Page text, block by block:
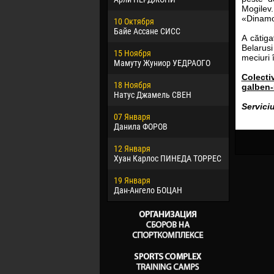
10 Октября
Байе Ассане СИСС
15 Ноября
Мамуту Жуниор УЕДРАОГО
18 Ноября
Натус Джамель СВЕН
07 Января
Данила ФОРОВ
12 Января
Хуан Карлос ПИНЕДА ТОРРЕС
19 Января
Дан-Ангело БОЦАН
02 Марта
09 Марта
20 Марта
Хайдер
22 Марта
A
meciuri